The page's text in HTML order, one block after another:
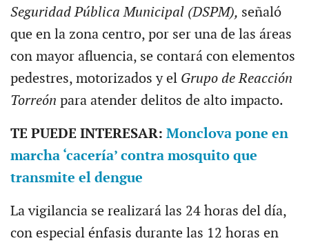
Seguridad Pública Municipal (DSPM), señaló
que en la zona centro, por ser una de las áreas
con mayor afluencia, se contará con elementos
pedestres, motorizados y el Grupo de Reacción
Torreón para atender delitos de alto impacto.
TE PUEDE INTERESAR: Monclova pone en
marcha ‘cacería’ contra mosquito que
transmite el dengue
La vigilancia se realizará las 24 horas del día,
con especial énfasis durante las 12 horas en